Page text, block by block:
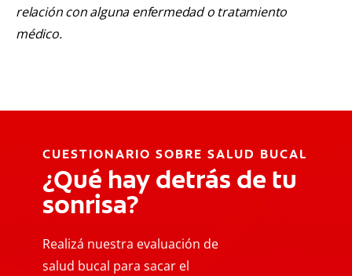
relación con alguna enfermedad o tratamiento
médico.
CUESTIONARIO SOBRE SALUD BUCAL
¿Qué hay detrás de tu
sonrisa?
Realizá nuestra evaluación de
salud bucal para sacar el